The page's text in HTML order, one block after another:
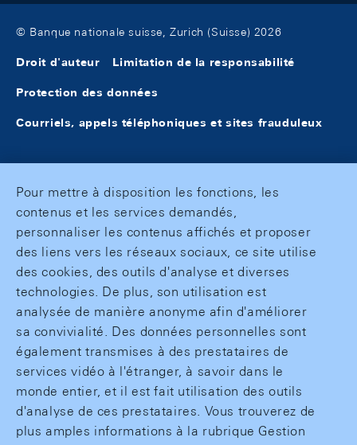
© Banque nationale suisse, Zurich (Suisse) 2026
Droit d'auteur Limitation de la responsabilité
Protection des données
Courriels, appels téléphoniques et sites frauduleux
Pour mettre à disposition les fonctions, les
contenus et les services demandés,
personnaliser les contenus affichés et proposer
des liens vers les réseaux sociaux, ce site utilise
des cookies, des outils d'analyse et diverses
technologies. De plus, son utilisation est
analysée de manière anonyme afin d'améliorer
sa convivialité. Des données personnelles sont
également transmises à des prestataires de
services vidéo à l'étranger, à savoir dans le
monde entier, et il est fait utilisation des outils
d'analyse de ces prestataires. Vous trouverez de
plus amples informations à la rubrique Gestion